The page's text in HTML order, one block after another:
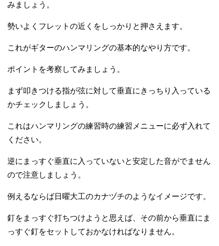
みましょう。
勢いよくフレットの近くをしっかりと押さえます。
これがギターのハンマリングの基本的なやり方です。
ポイントを考察してみましょう。
まず叩きつける指が弦に対して垂直にきっちり入っている
かチェックしましょう。
これはハンマリングの練習時の練習メニューに必ず入れて
ください。
逆にまっすぐ垂直に入っていないと安定した音がでません
ので注意しましょう。
例えるならば日曜大工のカナヅチのようなイメージです。
釘をまっすぐ打ちつけようと思えば、その前から垂直にま
っすぐ釘をセットしておかなければなりません。